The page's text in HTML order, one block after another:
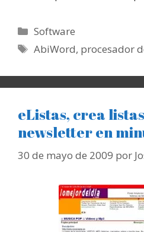
Categorías
Software
Etiquetas
AbiWord, procesador
eListas, crea
newsletter en
30 de mayo de 2009 por